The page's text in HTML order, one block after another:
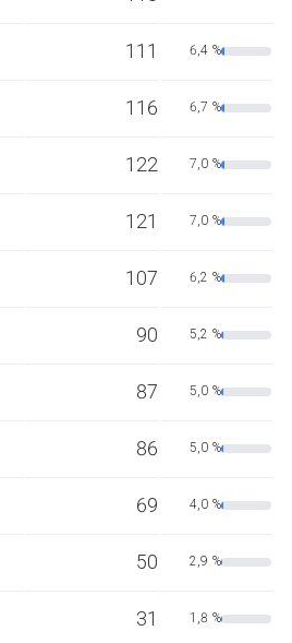
111 6,4 %
116 6,7 %
122 7,0 %
121 7,0 %
107 6,2 %
90 5,2 %
87 5,0 %
86 5,0 %
69 4,0 %
50 2,9 %
31 1,8 %